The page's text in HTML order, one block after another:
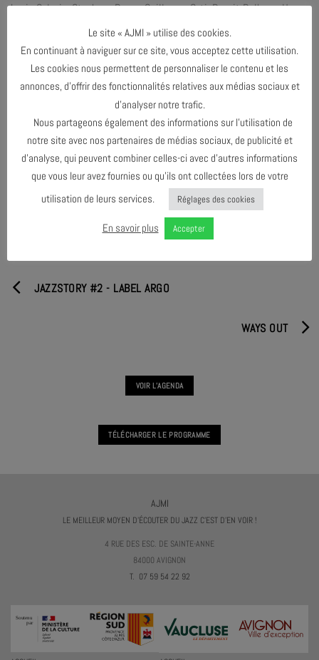
Louis Sclavis, Stephane Payen, Guillaume Orti, Benoit Delbecq, Han
Bennink, Edward Perraud, Eve Risser, Mederic Collignon, Magic Malik,
Emmanuel Bex, Hasse Poulsen…
Doué et prolixe, sa pratique s’ouvre à toutes les expérimentations.
Dans notre salle, le port du masque est obligatoire.
PARTAGER & COMMENTER
JAZZSTORY #2 - LABEL ARGO
WAYS OUT
VOIR L'AGENDA
TÉLÉCHARGER LE PROGRAMME
AJMI
LE MEILLEUR MOYEN D'ÉCOUTER DU JAZZ C'EST D'EN VOIR !
4 RUE DES ESC. DE SAINTE-ANNE
84000 AVIGNON
T. 07 59 54 22 92
Le site « AJMI » utilise des cookies.
En continuant à naviguer sur ce site, vous acceptez cette utilisation.
Les cookies nous permettent de personnaliser le contenu et les
annonces, d’offrir des fonctionnalités relatives aux médias sociaux et
d’analyser notre trafic.
Nous partageons également des informations sur l’utilisation de
notre site avec nos partenaires de médias sociaux, de publicité et
d’analyse, qui peuvent combiner celles-ci avec d’autres informations
que vous leur avez fournies ou qu’ils ont collectées lors de votre
utilisation de leurs services.
Réglages des cookies
En savoir plus Accepter